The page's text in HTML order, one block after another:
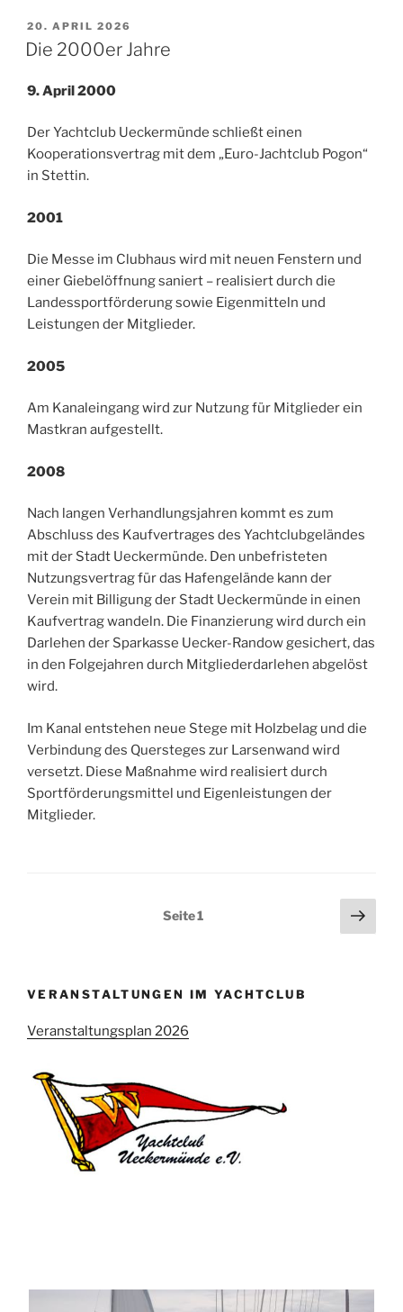
VERÖFFENTLICHT
AM
20. APRIL 2026
Die 2000er Jahre
9. April 2000
Der Yachtclub Ueckermünde schließt einen
Kooperationsvertrag mit dem „Euro-Jachtclub Pogon“
in Stettin.
2001
Die Messe im Clubhaus wird mit neuen Fenstern und
einer Giebelöffnung saniert – realisiert durch die
Landessportförderung sowie Eigenmitteln und
Leistungen der Mitglieder.
2005
Am Kanaleingang wird zur Nutzung für Mitglieder ein
Mastkran aufgestellt.
2008
Nach langen Verhandlungsjahren kommt es zum
Abschluss des Kaufvertrages des Yachtclubgeländes
mit der Stadt Ueckermünde. Den unbefristeten
Nutzungsvertrag für das Hafengelände kann der
Verein mit Billigung der Stadt Ueckermünde in einen
Kaufvertrag wandeln. Die Finanzierung wird durch ein
Darlehen der Sparkasse Uecker-Randow gesichert, das
in den Folgejahren durch Mitgliederdarlehen abgelöst
wird.
Im Kanal entstehen neue Stege mit Holzbelag und die
Verbindung des Quersteges zur Larsenwand wird
versetzt. Diese Maßnahme wird realisiert durch
Sportförderungsmittel und Eigenleistungen der
Mitglieder.
Seitennummerierung
Seite1
VERANSTALTUNGEN IM YACHTCLUB
Veranstaltungsplan 2026